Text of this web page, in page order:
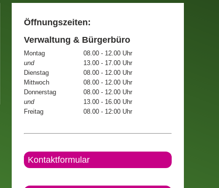
Öffnungszeiten:
Verwaltung & Bürgerbüro
Montag
08.00 - 12.00 Uhr
und
13.00 - 17.00 Uhr
Dienstag
08.00 - 12.00 Uhr
Mittwoch
08.00 - 12.00 Uhr
Donnerstag
08.00 - 12.00 Uhr
und
13.00 - 16.00 Uhr
Freitag
08.00 - 12:00 Uhr
Kontaktformular